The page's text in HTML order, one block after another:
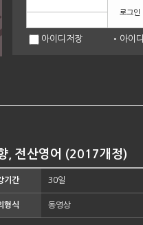
로그인
아이디저장 아이디
, 전산영어 (2017개정)
기간 30일
형식 동영상